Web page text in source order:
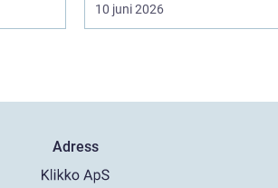
10 juni 2026
Adress